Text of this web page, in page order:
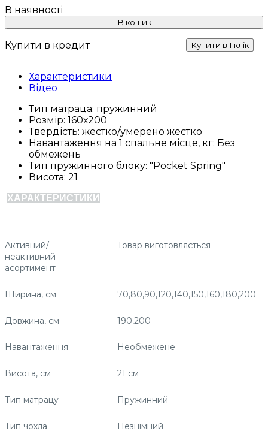
В кошик
Купити в кредит Купити в 1 клік
Характеристики
Відео
Тип матраца: пружинний
Розмір: 160х200
Твердість: жестко/умерено жестко
Навантаження на 1 спальне місце, кг: Без
обмежень
Тип пружинного блоку: "Pocket Spring"
Висота: 21
ХАРАКТЕРИСТИКИ
Активний/
неактивний
асортимент
Товар виготовляється
Ширина, см 70,80,90,120,140,150,160,180,200
Довжина, см 190,200
Навантаження Необмежене
Висота, см 21 см
Тип матрацу Пружинний
Тип чохла Незнімний